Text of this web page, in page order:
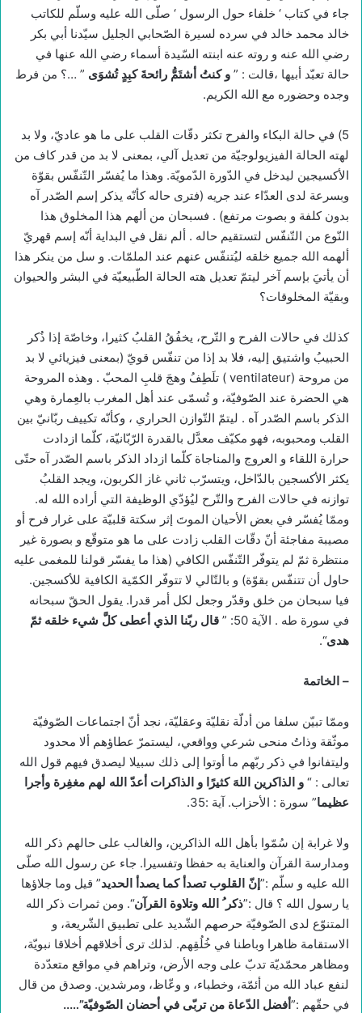
جاء في كتاب ‘ خلفاء حول الرسول ‘ صلّى الله عليه وسلّم للكاتب
خالد محمد خالد في سرده لسيرة الصّحابي الجليل سيّدنا أبي بكر
رضي الله عنه و روته عنه ابنته السّيدة أسماء رضي الله عنها في
حالة تعبّد أبيها ،قالت : ” و كنتُ أشتَمُّ رائحةَ كبِدٍ تُشوَى ” …؟ من فرط
وجده وحضوره مع الله الكريم.
5) في حالة البكاء والفرح تكثر دقّات القلب على ما هو عاديّ، ولا بد
لهته الحالة الفيزيولوجيّة من تعديل آلي، بمعنى لا بد من قدر كاف من
الأكسيجين ليدخل في الدّورة الدّمويّة. وهذا ما يُفسّر التّنفّس بقوّة
وبسرعة لدى العدّاء عند جريه (فترى حاله كأنّه يذكر إسم الصّدر آه
بدون كلفة و بصوت مرتفع) . فسبحان من ألهم هذا المخلوق هذا
النّوع من التّنفّس لتستقيم حاله . ألم نقل في البداية أنّه إسم قهريّ
ألهمه الله جميع خلقه ليُتنفّس عنهم عند الملمّات. و سل من ينكر هذا
أن يأتيَ بإسم آخر ليتمّ تعديل هته الحالة الطّبيعيّة في البشر والحيوان
وبقيّة المخلوقات؟
كذلك في حالات الفرح و التّرح، يخفُقُ القلبُ كثيرا، وخاصّة إذا ذُكر
الحبيبُ واشتيق إليه، فلا بد إذا من تنفّس قويّ (بمعنى فيزيائي لا بد
من مروحة (ventilateur ) تلَطِفُ وهجَ قلبِ المحبّ . وهذه المروحة
هي الحضرة عند الصّوفيّة، و تُسمّى عند أهل المغرب بالعِمارة وهي
الذكر باسم الصّدر آه . ليتمّ التّوازن الحراري ، وكأنّه تكييف ربّانيّ بين
القلب ومحبوبه، فهو مكيّف معدَّل بالقدرة الرّبّانيّة، كلّما ازدادت
حرارة اللقاء و العروج والمناجاة كلّما ازداد الذكر باسم الصّدر آه حتّى
يكثر الأكسجين بالدّاخل، ويتسرّب ثاني غاز الكربون، ويجد القلبُ
توازنه في حالات الفرح والتّرح ليُؤدّي الوظيفة التي أراده الله له.
وممّا يُفسّر في بعض الأحيان الموتَ إثر سكتة قلبيّة على غرار فرح أو
مصيبة مفاجئة أنّ دقّات القلب زادت على ما هو متوقّع و بصورة غير
منتظرة ثمّ لم يتوفّر التّنفّس الكافي (هذا ما يفسّر قولنا للمغمى عليه
حاول أن تتنفّس بقوّة) و بالتّالي لا تتوفّر الكمّية الكافية للأكسجين.
فيا سبحان من خلق وقدّر وجعل لكل أمر قدرا. يقول الحقّ سبحانه
في سورة طه . الآية 50: ”
قال ربّنا الذي أعطى كلَّ شيء خلقه ثمّ
هدى“.
– الخاتمة
وممّا تبيّن سلفا من أدلّة نقليّة وعقليّة، نجد أنّ اجتماعات الصّوفيّة
موثّقة وذاتُ منحى شرعي وواقعي، ليستمرّ عطاؤهم ألا محدود
وليتفانوا في ذكر ربّهم ما أوتوا إلى ذلك سبيلا ليصدق فيهم قول الله
تعالى : “ و الذاكرين اللهَ كثيرًا و الذاكرات أعدّ الله لهم مغفِرة وأجرا
عظيما” سورة : الأحزاب. آية :35.
ولا غرابة إن سُمّوا بأهل الله الذاكرين، والغالب على حالهم ذكر الله
ومدارسة القرآن والعناية به حفظا وتفسيرا. جاء عن رسول الله صلّى
الله عليه و سلّم :”إنّ القلوب تصدأ كما يصدأ الحديد” قيل وما جلاؤها
يا رسول الله ؟ قال :”ذكر ُ الله وتلاوة القرآن“. ومن ثمرات ذكر الله
المتنوّع لدى الصّوفيّة حرصهم الشّديد على تطبيق الشّريعة، و
الاستقامة ظاهرا وباطنا في خُلُقِهم. لذلك ترى أخلاقهم أخلاقا نبويّة،
ومظاهر محمّديّة تدبّ على وجه الأرض، وتراهم في مواقع متعدّدة
لنفع عباد الله من أئمّة، وخطباء، و وعّاظ، ومرشدين. وصدق من قال
في حقّهم :”أفضل الدّعاة من تربّى في أحضان الصّوفيّة”…..